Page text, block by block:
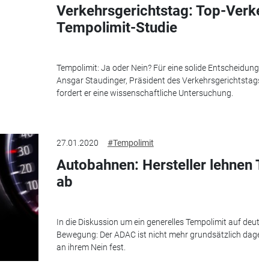
Verkehrsgerichtstag: Top-
Tempolimit-Studie
Tempolimit: Ja oder Nein? Für eine solide
Ansgar Staudinger, Präsident des
fordert er eine wissenschaftliche Untersuchung.
27.01.2020 #Tempolimit
Autobahnen: Hersteller
ab
In die Diskussion um ein generelles Tempolimit auf
Bewegung: Der ADAC ist nicht mehr grundsätzlich
an ihrem Nein fest.